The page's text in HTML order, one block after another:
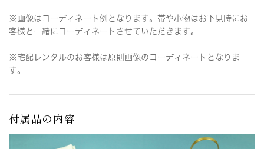
※画像はコーディネート例となります。帯や小物はお下見時にお
客様と一緒にコーディネートさせていただきます。
※宅配レンタルのお客様は原則画像のコーディネートとなりま
す。
付属品の内容